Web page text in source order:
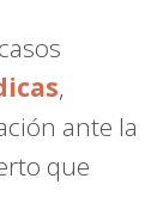
,
ante la
que